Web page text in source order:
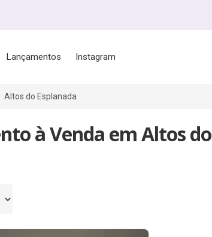
Lançamentos Instagram
Altos do Esplanada
à Venda em Altos do